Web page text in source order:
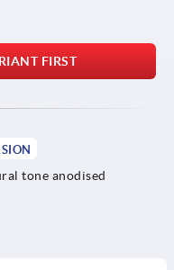
FIRST
tone anodised